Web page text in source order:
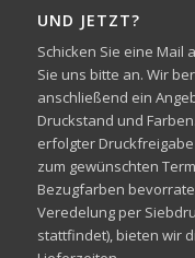
UND JETZT?
Schicken Sie eine Mail
Sie uns bitte an. Wir
anschließend ein
Druckstand und
erfolgter
zum gewünschten
Bezugfarben
Veredelung per
stattfindet), bieten wir